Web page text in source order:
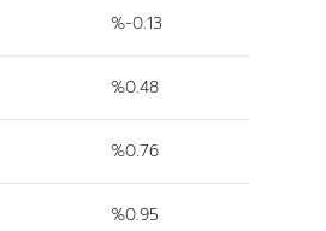
%-0.13
%0.48
%0.76
%0.95